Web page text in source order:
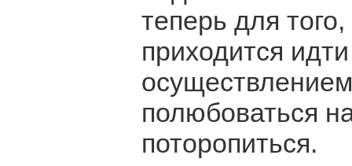
теперь для
приходится
полюбоваться
поторопиться.